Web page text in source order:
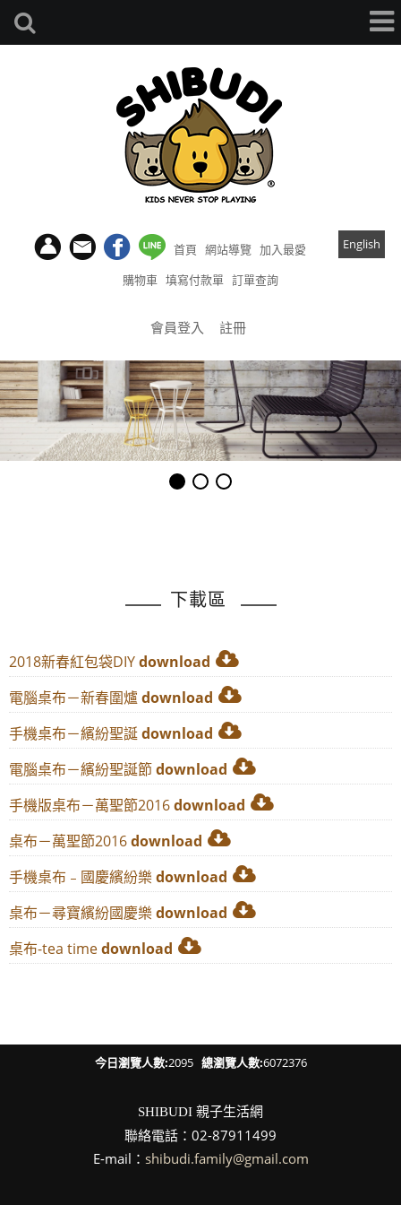
首頁 網站導覽 加入最愛 English
購物車 填寫付款單 訂單查詢
會員登入 註冊
下載區
2018新春紅包袋DIYdownload
電腦桌布－新春圍爐 download
手機桌布－繽紛聖誕download
電腦桌布－繽紛聖誕節download
手機版桌布－萬聖節2016download
桌布－萬聖節2016download
手機桌布﹣國慶繽紛樂download
桌布－尋寶繽紛國慶樂download
桌布-tea timedownload
今日瀏覽人數:2095 總瀏覽人數:6072376
SHIBUDI 親子生活網
聯絡電話：02-87911499
E-mail： shibudi.family@gmail.com